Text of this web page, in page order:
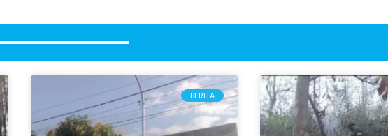
BERITA